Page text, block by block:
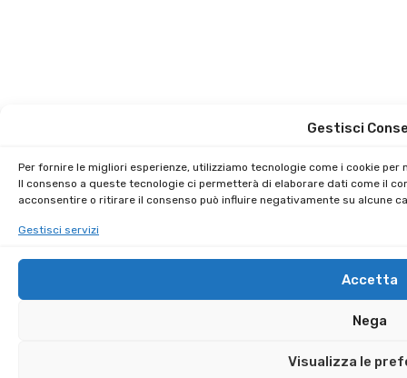
Gestisci
Per fornire le migliori esperienze, utilizziamo tecnologie come i cookie
Il consenso a queste tecnologie ci permetterà di elaborare dati come il
acconsentire o ritirare il consenso può influire negativamente su alcune
Gestisci servizi
Accetta
Nega
Visualizza le